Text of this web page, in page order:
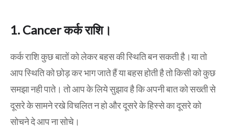
1. Cancer कर्क राशि।
कर्क राशि कुछ बातों को लेकर बहस की स्थिति बन सकती है।या तो
आप स्थिति को छोड़ कर भाग जाते हैं या बहस होती है तो किसी को कुछ
समझा नही पाते। तो आप के लिये सुझाव है कि अपनी बात को सख्ती से
दूसरे के सामने रखे विचलित न हो और दूसरे के हिस्से का दूसरे को
सोचने दे आप ना सोचे।